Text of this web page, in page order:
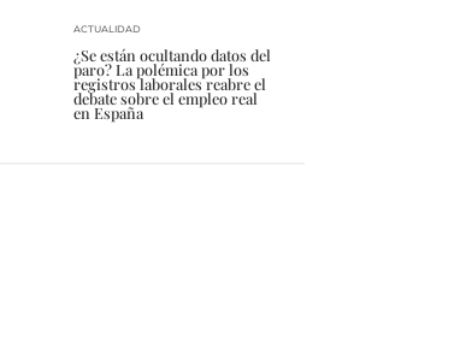
¿Se están ocultando datos del
paro? La polémica por los
registros laborales reabre el
debate sobre el empleo real
en España
ACTUALIDAD